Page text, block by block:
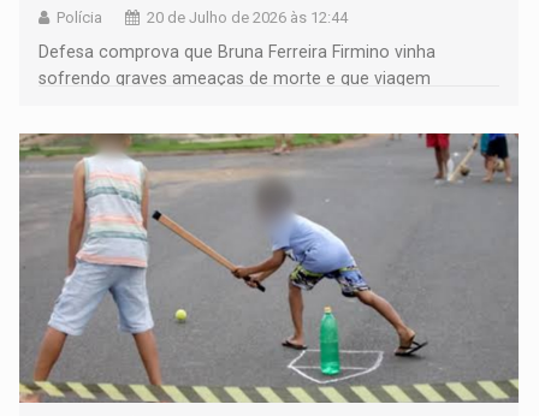
Polícia 20 de Julho de 2026 às 12:44
Defesa comprova que Bruna Ferreira Firmino vinha
sofrendo graves ameaças de morte e que viagem
Vara do Tribunal do Júri determina expedição imediata de
contramandado